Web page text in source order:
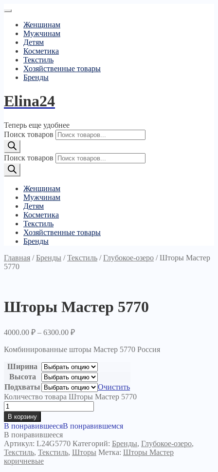
Женщинам
Мужчинам
Детям
Косметика
Текстиль
Хозяйственные товары
Бренды
Elina24
Теперь еще удобнее
Поиск товаров
Поиск товаров
Женщинам
Мужчинам
Детям
Косметика
Текстиль
Хозяйственные товары
Бренды
Главная /Бренды /Текстиль /Глубокое-озеро /Шторы Мастер
5770
Шторы Мастер 5770
4000.00 ₽ – 6300.00 ₽
Комбинированные шторы Мастер 5770 Россия
Ширина
Высота
Подхваты
Очистить
Количество товара Шторы Мастер 5770
В корзину
В понравившеесяВ понравившемся
В понравившееся
Артикул: L24G5770 Категорий: Бренды, Глубокое-озеро,
Текстиль, Текстиль, Шторы Метка: Шторы Мастер
коричневые